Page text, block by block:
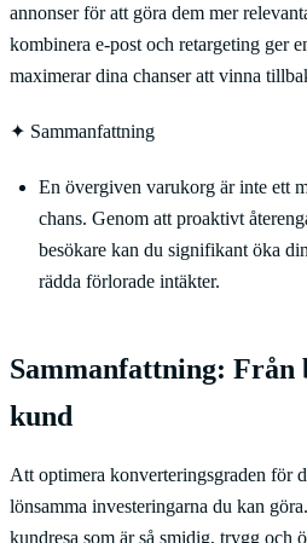
annonser för att göra dem mer
kombinera e-post och retargeting ger
maximerar dina chanser att vinna
✦ Sammanfattning
En övergiven varukorg är inte ett
chans. Genom att proaktivt
besökare kan du signifikant öka
rädda förlorade intäkter.
Sammanfattning: Från
kund
Att optimera konverteringsgraden för
lönsamma investeringarna du kan
kundresa som är så smidig, trygg och